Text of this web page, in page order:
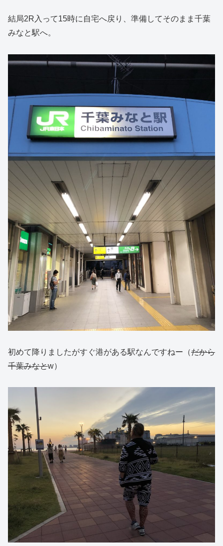
結局2R入って15時に自宅へ戻り、準備してそのまま千葉
みなと駅へ。
初めて降りましたがすぐ港がある駅なんですねー（だから
千葉みなとw）